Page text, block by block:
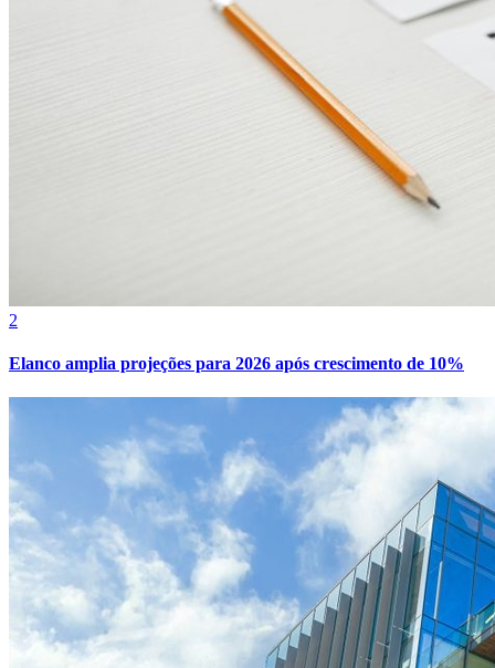
2
Elanco amplia projeções para 2026 após crescimento de 10%